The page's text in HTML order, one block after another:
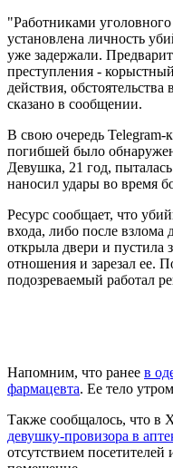
"Работниками
установлена личность
уже задержали.
преступления -
действия,
сказано в сообщении.
В свою очередь Telegram-
погибшей было
Девушка, 21 год,
наносил удары во время
Ресурс сообщает, что
входа, либо после взлома
открыла двери и пустила
отношения и зарезал ее.
подозреваемый работал
Напомним, что ранее в
фармацевта. Ее тело
Также сообщалось, что в
девушку-провизора в
отсутствием